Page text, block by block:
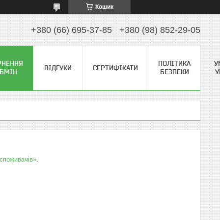
Кошик
+380 (66) 695-37-85 +380 (98) 852-29-05
ВІДГУКИ СЕРТИФІКАТИ
ПОЛІТИКА
БЕЗПЕКИ
.